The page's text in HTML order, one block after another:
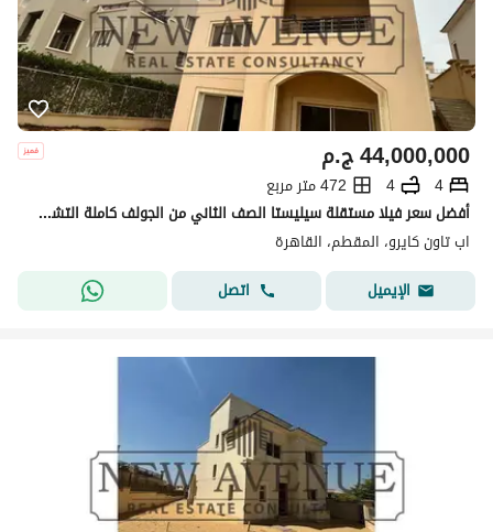
ج.م44,000,000
4
4
472 متر مربع
أفضل سعر فيلا مستقلة سيليستا الصف الثاني من الجولف كاملة التشطيب مع مطبخ مجهز بخزائن، غرف ملابس وتكييف وبدروم للبيع في أبتاون القاهرة
اب تاون كايرو، المقطم، القاهرة
الإيميل
اتصل